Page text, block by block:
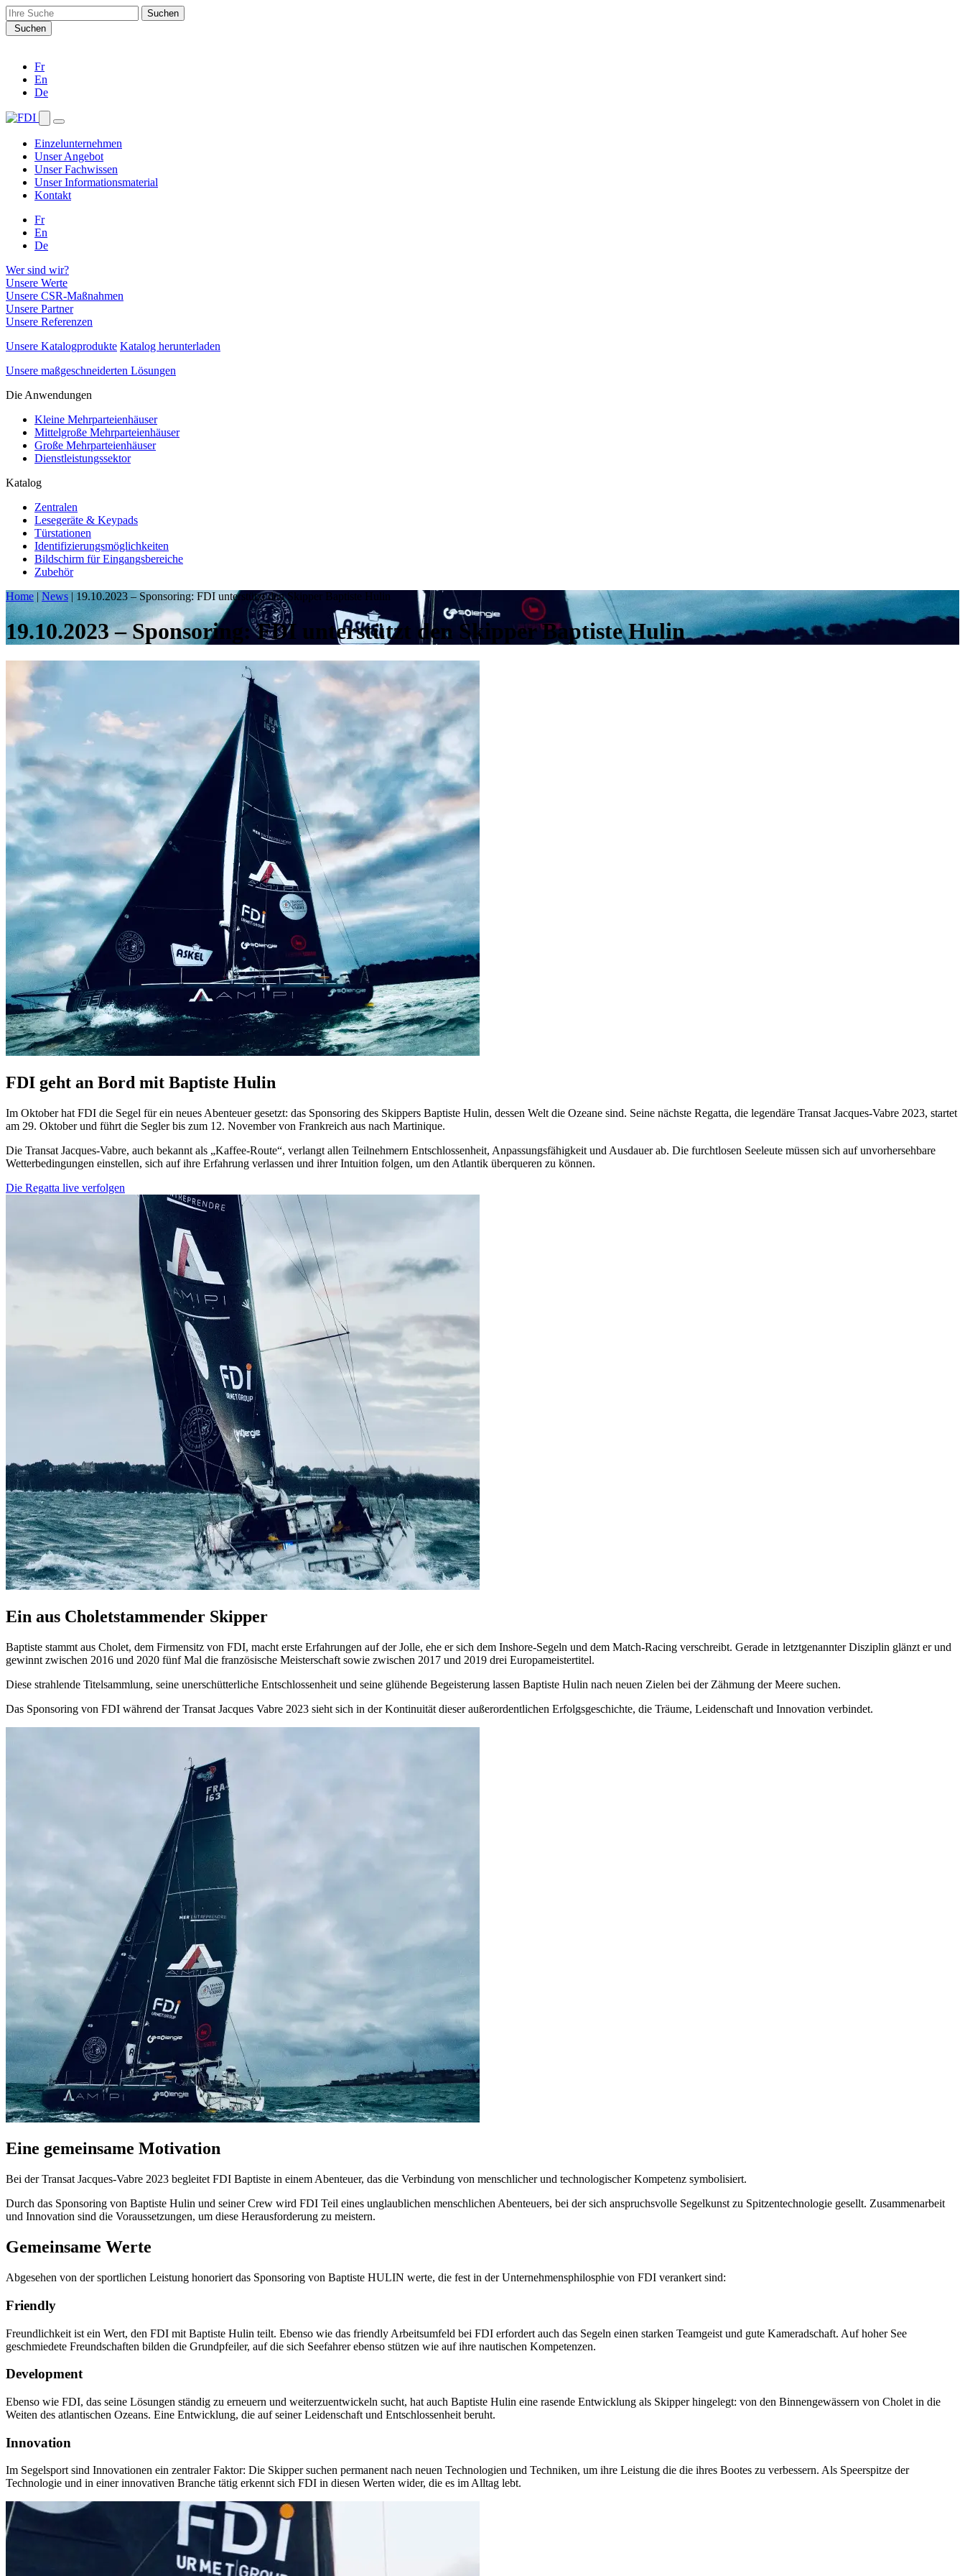
Search
for:Suchen
Fr
En
De
Einzelunternehmen
Unser Angebot
Unser Fachwissen
Unser Informationsmaterial
Kontakt
Fr
En
De
Wer sind wir?
Unsere Werte
Unsere CSR-Maßnahmen
Unsere Partner
Unsere Referenzen
Unsere Katalogprodukte Katalog herunterladen
Unsere maßgeschneiderten Lösungen
Die Anwendungen
Kleine Mehrparteienhäuser
Mittelgroße Mehrparteienhäuser
Große Mehrparteienhäuser
Dienstleistungssektor
Katalog
Zentralen
Lesegeräte & Keypads
Türstationen
Identifizierungsmöglichkeiten
Bildschirm für Eingangsbereiche
Zubehör
Home | News | 19.10.2023 – Sponsoring: FDI unterstützt den Skipper Baptiste Hulin
19.10.2023 – Sponsoring: FDI unterstützt den Skipper Baptiste Hulin
FDI geht an Bord mit Baptiste Hulin
Im Oktober hat FDI die Segel für ein neues Abenteuer gesetzt: das Sponsoring des Skippers Baptiste Hulin, dessen Welt die Ozeane sind. Seine nächste Regatta, die legendäre Transat Jacques-Vabre 2023, startet
am 29. Oktober und führt die Segler bis zum 12. November von Frankreich aus nach Martinique.
Die Transat Jacques-Vabre, auch bekannt als „Kaffee-Route“, verlangt allen Teilnehmern Entschlossenheit, Anpassungsfähigkeit und Ausdauer ab. Die furchtlosen Seeleute müssen sich auf unvorhersehbare
Wetterbedingungen einstellen, sich auf ihre Erfahrung verlassen und ihrer Intuition folgen, um den Atlantik überqueren zu können.
Die Regatta live verfolgen
Ein aus Choletstammender Skipper
Baptiste stammt aus Cholet, dem Firmensitz von FDI, macht erste Erfahrungen auf der Jolle, ehe er sich dem Inshore-Segeln und dem Match-Racing verschreibt. Gerade in letztgenannter Disziplin glänzt er und
gewinnt zwischen 2016 und 2020 fünf Mal die französische Meisterschaft sowie zwischen 2017 und 2019 drei Europameistertitel.
Diese strahlende Titelsammlung, seine unerschütterliche Entschlossenheit und seine glühende Begeisterung lassen Baptiste Hulin nach neuen Zielen bei der Zähmung der Meere suchen.
Das Sponsoring von FDI während der Transat Jacques Vabre 2023 sieht sich in der Kontinuität dieser außerordentlichen Erfolgsgeschichte, die Träume, Leidenschaft und Innovation verbindet.
Eine gemeinsame Motivation
Bei der Transat Jacques-Vabre 2023 begleitet FDI Baptiste in einem Abenteuer, das die Verbindung von menschlicher und technologischer Kompetenz symbolisiert.
Durch das Sponsoring von Baptiste Hulin und seiner Crew wird FDI Teil eines unglaublichen menschlichen Abenteuers, bei der sich anspruchsvolle Segelkunst zu Spitzentechnologie gesellt. Zusammenarbeit
und Innovation sind die Voraussetzungen, um diese Herausforderung zu meistern.
Gemeinsame Werte
Abgesehen von der sportlichen Leistung honoriert das Sponsoring von Baptiste HULIN werte, die fest in der Unternehmensphilosphie von FDI verankert sind:
Friendly
Freundlichkeit ist ein Wert, den FDI mit Baptiste Hulin teilt. Ebenso wie das friendly Arbeitsumfeld bei FDI erfordert auch das Segeln einen starken Teamgeist und gute Kameradschaft. Auf hoher See
geschmiedete Freundschaften bilden die Grundpfeiler, auf die sich Seefahrer ebenso stützen wie auf ihre nautischen Kompetenzen.
Development
Ebenso wie FDI, das seine Lösungen ständig zu erneuern und weiterzuentwickeln sucht, hat auch Baptiste Hulin eine rasende Entwicklung als Skipper hingelegt: von den Binnengewässern von Cholet in die
Weiten des atlantischen Ozeans. Eine Entwicklung, die auf seiner Leidenschaft und Entschlossenheit beruht.
Innovation
Im Segelsport sind Innovationen ein zentraler Faktor: Die Skipper suchen permanent nach neuen Technologien und Techniken, um ihre Leistung die die ihres Bootes zu verbessern. Als Speerspitze der
Technologie und in einer innovativen Branche tätig erkennt sich FDI in diesen Werten wider, die es im Alltag lebt.